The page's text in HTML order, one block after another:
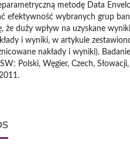
metodę Data
efektywność wybranych grup
że duży wpływ na uzyskane
i wyniki, w artykule
nakłady i wyniki).
Polski, Węgier, Czech,